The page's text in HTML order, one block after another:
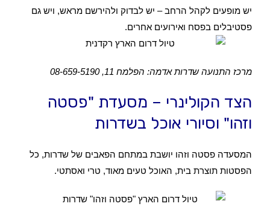
יש מופעים לקהל הרחב – יש לבדוק ולהירשם מראש, ויש גם
פסטיבלים בפסח ואירועים אחרים.
מרכז התנועה שדרות אדמה: הפלמח 11, 08-659-5190
הצד הקולינרי – מסעדת "פסטה
וזהו" וסיורי אוכל בשדרות
המסעדה פסטה וזהו יושבת במתחם הפאבים של שדרות, כל
הפסטות תוצרת בית, האוכל טעים מאוד, טרי ואסתטי.